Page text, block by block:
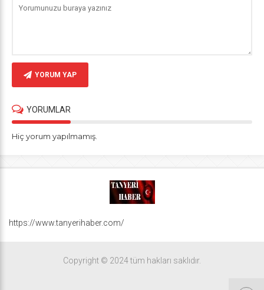
YORUM YAP
YORUMLAR
Hiç yorum yapılmamış.
https://www.tanyerihaber.com/
Copyright © 2024 tüm hakları saklıdır.